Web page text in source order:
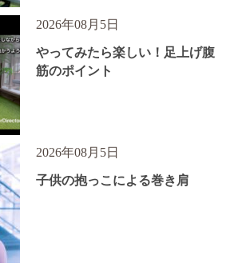
2026年08月5日
やってみたら楽しい！足上げ腹
筋のポイント
2026年08月5日
子供の抱っこによる巻き肩